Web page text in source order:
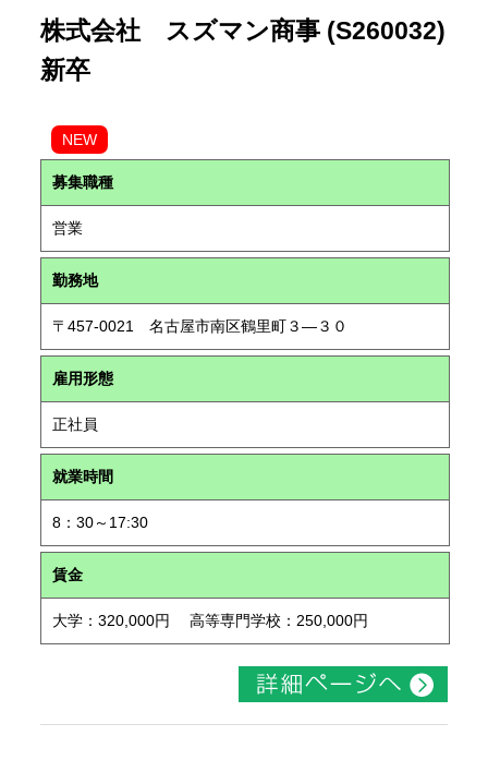
株式会社 スズマン商事 (S260032)
新卒
NEW
募集職種
営業
勤務地
〒457-0021 名古屋市南区鶴里町３―３０
雇用形態
正社員
就業時間
8：30～17:30
賃金
大学：320,000円 高等専門学校：250,000円